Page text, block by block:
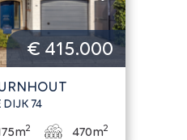
€ 415.000
DIJK 74
2 470m2